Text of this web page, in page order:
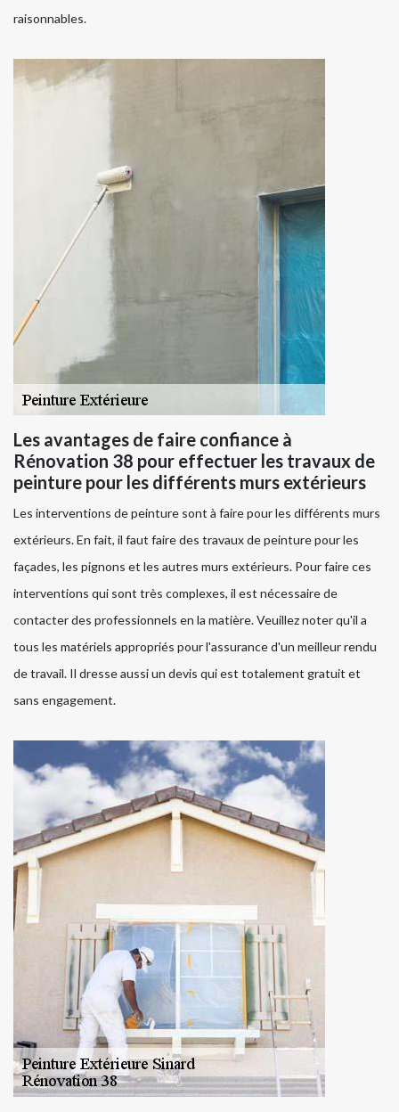
raisonnables.
Les avantages de faire confiance à
Rénovation 38 pour effectuer les travaux de
peinture pour les différents murs extérieurs
Les interventions de peinture sont à faire pour les différents murs
extérieurs. En fait, il faut faire des travaux de peinture pour les
façades, les pignons et les autres murs extérieurs. Pour faire ces
interventions qui sont très complexes, il est nécessaire de
contacter des professionnels en la matière. Veuillez noter qu'il a
tous les matériels appropriés pour l'assurance d'un meilleur rendu
de travail. Il dresse aussi un devis qui est totalement gratuit et
sans engagement.